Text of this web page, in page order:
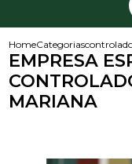
HomeCategorias
EMPRESA
MARIANA